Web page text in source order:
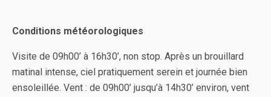
Conditions météorologiques
Visite de 09h00’ à 16h30’, non stop. Après un brouillard
matinal intense, ciel pratiquement serein et journée bien
ensoleillée. Vent : de 09h00’ jusqu’à 14h30’ environ, vent